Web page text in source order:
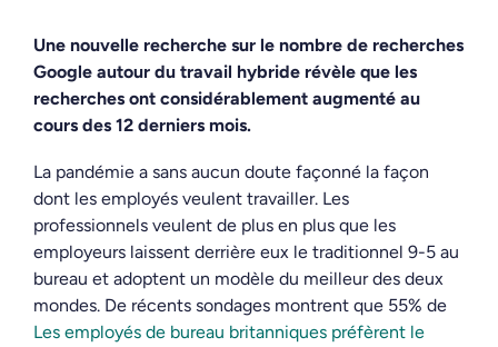
Une nouvelle recherche sur le nombre de recherches
Google autour du travail hybride révèle que les
recherches ont considérablement augmenté au
cours des 12 derniers mois.
La pandémie a sans aucun doute façonné la façon
dont les employés veulent travailler. Les
professionnels veulent de plus en plus que les
employeurs laissent derrière eux le traditionnel 9-5 au
bureau et adoptent un modèle du meilleur des deux
mondes. De récents sondages montrent que 55% de
Les employés de bureau britanniques préfèrent le